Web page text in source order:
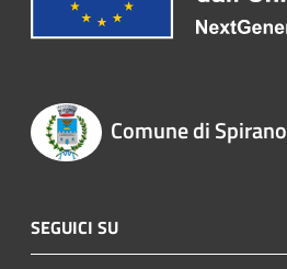
Comune di Spirano
SEGUICI SU